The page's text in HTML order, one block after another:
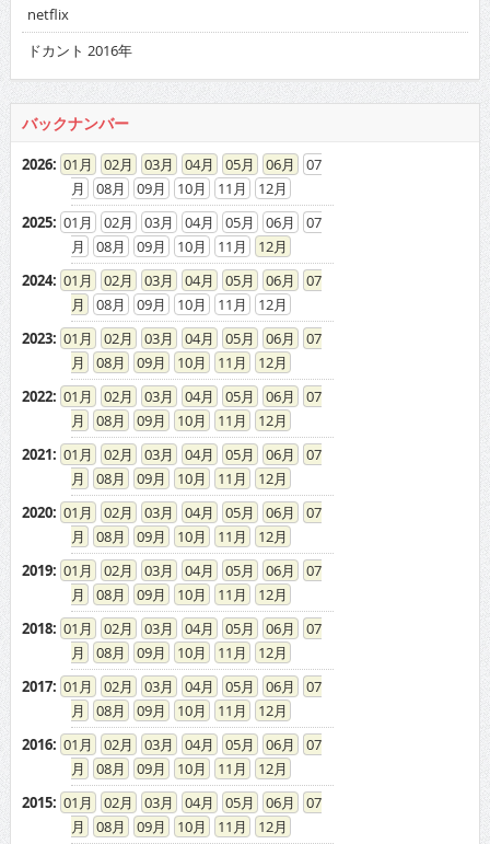
netflix
ドカント 2016年
バックナンバー
2026: 01 02 03 04 05 06
07
08
09 10 11
12
2025: 01 02 03 04 05 06
07
08
09 10 11
12
2024: 01 02 03 04 05 06
07
08
09 10 11
12
2023: 01 02 03 04 05 06
07
08
09 10 11
12
2022: 01 02 03 04 05 06
07
08
09 10 11
12
2021: 01 02 03 04 05 06
07
08
09 10 11
12
2020: 01 02 03 04 05 06
07
08
09 10 11
12
2019: 01 02 03 04 05 06
07
08
09 10 11
12
2018: 01 02 03 04 05 06
07
08
09 10 11
12
2017: 01 02 03 04 05 06
07
08
09 10 11
12
2016: 01 02 03 04 05 06
07
08
09 10 11
12
2015: 01 02 03 04 05 06
07
08
09 10 11
12